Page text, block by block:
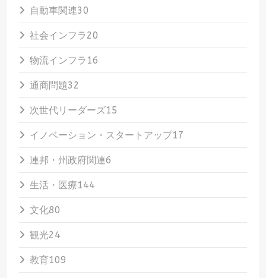
自動車関連30
社会インフラ20
物流インフラ16
通商問題32
次世代リーダーズ15
イノベーション・スタートアップ17
連邦・州政府関連6
生活・医療144
文化80
観光24
教育109